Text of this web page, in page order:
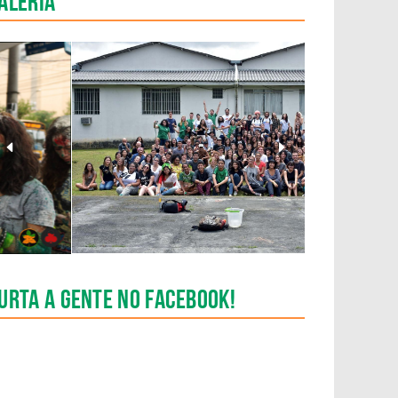
Anterior
Slide
Pr�ximo
Slide
a gente no Facebook!